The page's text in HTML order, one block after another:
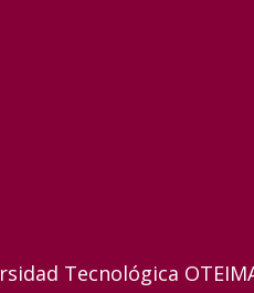
Tecnológica